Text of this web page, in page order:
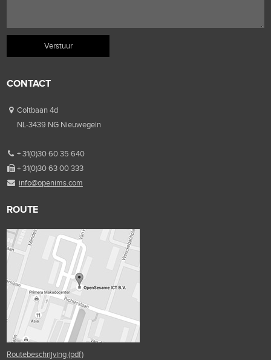
CONTACT
Coltbaan 4d
NL-3439 NG Nieuwegein
+ 31(0)30 60 35 640
+ 31(0)30 63 00 333
info@openims.com
ROUTE
Routebeschrijving (pdf)